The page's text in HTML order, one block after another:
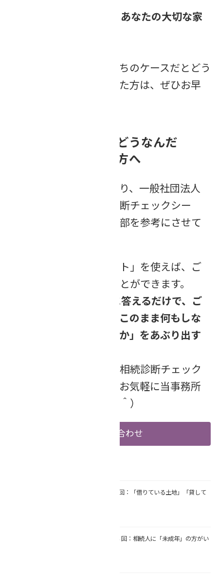
「早めの遺言書」で、あなたの大切な家
不安を感じた方や、「うちのケースだとどう
すればいい？」と思われた方は、ぜひお早
「あれ？私の場合はどうなんだ
ろ？」と気になった方へ
このコラムの執筆にあたり、一般社団法人
相続診断協会の「相続診断チェックシー
ト」のチェック項目の一部を参考にさせて
「相続診断チェックシート」を使えば、ご
自身の状況を診断することができます。
30個あるチェック項目に答えるだけで、ご
自身の現状がわかり、「このまま何もしな
いと、何が問題になるのか」をあぶり出す
ご興味のある方は、「「相続診断チェック
シート」診断希望」と、お気軽に当事務所
までご相談ください（＾＾）
お問い合わせ
【連続❢相続コラム】第１5回：「借りている土地」「貸して
【連続❢相続コラム】第１３回：相続人に「未成年」の方がい